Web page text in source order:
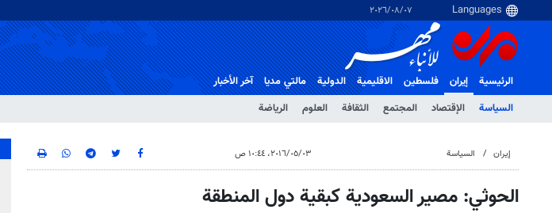
٠٧‏/٠٨‏/٢٠٢٦
الرئيسية
إيران
السياسة
الإقتصاد المجتمع الثقافة العلوم الرياضة
فلسطین الاقلیمیة الدولية مالتي مدیا آخر الأخبار
إيران السياسة ٠٣‏/٠٥‏/٢٠١٦، ١٠:٤٤ ص
الحوثي: مصير السعودية كبقية دول المنطقة